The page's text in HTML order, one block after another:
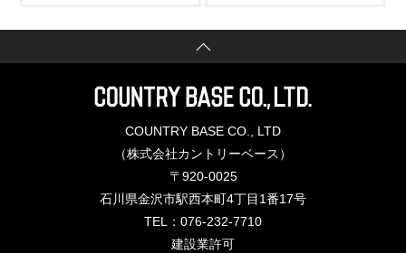
COUNTRY BASE CO., LTD
（株式会社カントリーベース）
〒920-0025
石川県金沢市駅西本町4丁目1番17号
TEL：076-232-7710
建設業許可